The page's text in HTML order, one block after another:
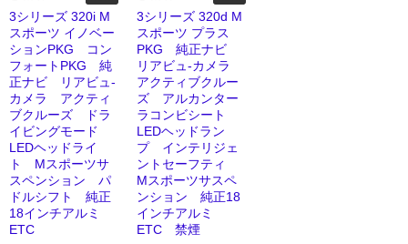
3シリーズ 320i M
スポーツ イノベー
ションPKG コン
フォートPKG 純
正ナビ リアビュ-
カメラ アクティ
ブクルーズ ドラ
イビングモード
LEDヘッドライ
ト Mスポーツサ
スペンション パ
ドルシフト 純正
18インチアルミ
ETC
3シリーズ 320d M
スポーツ プラス
PKG 純正ナビ
リアビュ-カメラ
アクティブクルー
ズ アルカンター
ラコンビシート
LEDヘッドラン
プ インテリジェ
ントセーフティ
Mスポーツサスペ
ンション 純正18
インチアルミ
ETC 禁煙